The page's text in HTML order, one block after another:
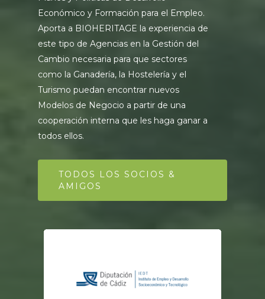
Económico y Formación para el Empleo.
Aporta a BIOHERITAGE la experiencia de
este tipo de Agencias en la Gestión del
Cambio necesaria para que sectores
como la Ganadería, la Hostelería y el
Turismo puedan encontrar nuevos
Modelos de Negocio a partir de una
cooperación interna que les haga ganar a
todos ellos.
TODOS LOS SOCIOS &
AMIGOS